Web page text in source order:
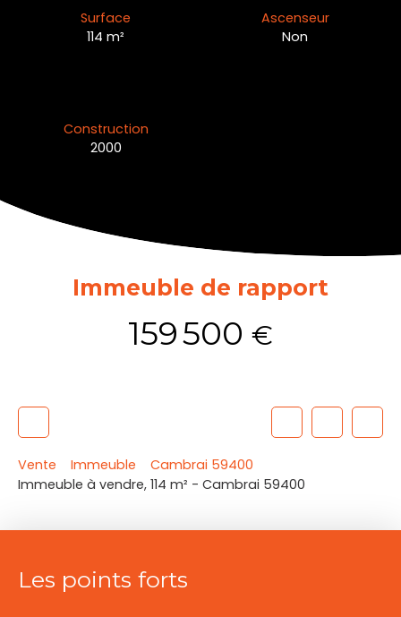
Surface
114m²
Ascenseur
Non
Construction
2000
Immeuble de rapport
159 500 €
Vente Immeuble
Cambrai 59400
Immeuble à vendre, 114 m² - Cambrai 59400
Les points forts